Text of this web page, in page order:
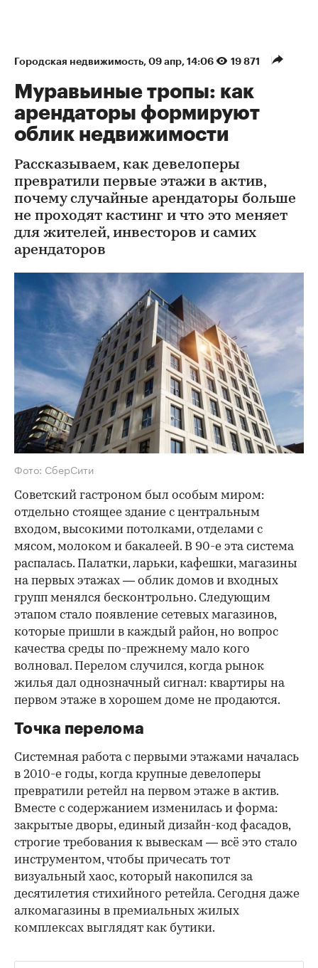
Городская недвижимость 09 апр, 14:06 19 871
Муравьиные тропы: как
арендаторы формируют
облик недвижимости
Рассказываем, как девелоперы
превратили первые этажи в актив,
почему случайные арендаторы больше
не проходят кастинг и что это меняет
для жителей, инвесторов и самих
арендаторов
Фото: СберСити
Советский гастроном был особым миром:
отдельно стоящее здание с центральным
входом, высокими потолками, отделами с
мясом, молоком и бакалеей. В 90-е эта система
распалась. Палатки, ларьки, кафешки, магазины
на первых этажах — облик домов и входных
групп менялся бесконтрольно. Следующим
этапом стало появление сетевых магазинов,
которые пришли в каждый район, но вопрос
качества среды по-прежнему мало кого
волновал. Перелом случился, когда рынок
жилья дал однозначный сигнал: квартиры на
первом этаже в хорошем доме не продаются.
Точка перелома
Системная работа с первыми этажами началась
в 2010-е годы, когда крупные девелоперы
превратили ретейл на первом этаже в актив.
Вместе с содержанием изменилась и форма:
закрытые дворы, единый дизайн-код фасадов,
строгие требования к вывескам — всё это стало
инструментом, чтобы причесать тот
визуальный хаос, который накопился за
десятилетия стихийного ретейла. Сегодня даже
алкомагазины в премиальных жилых
комплексах выглядят как бутики.